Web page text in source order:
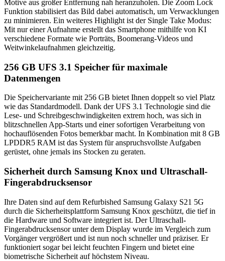
Motive aus großer Entfernung nah heranzuholen. Die Zoom Lock
Funktion stabilisiert das Bild dabei automatisch, um Verwacklungen
zu minimieren. Ein weiteres Highlight ist der Single Take Modus:
Mit nur einer Aufnahme erstellt das Smartphone mithilfe von KI
verschiedene Formate wie Porträts, Boomerang-Videos und
Weitwinkelaufnahmen gleichzeitig.
256 GB UFS 3.1 Speicher für maximale
Datenmengen
Die Speichervariante mit 256 GB bietet Ihnen doppelt so viel Platz
wie das Standardmodell. Dank derUFS 3.1 Technologie sind die
Lese- und Schreibgeschwindigkeiten extrem hoch, was sich in
blitzschnellen App-Starts und einer sofortigen Verarbeitung von
hochauflösenden Fotos bemerkbar macht. In Kombination mit 8 GB
LPDDR5 RAM ist das System für anspruchsvollste Aufgaben
gerüstet, ohne jemals ins Stocken zu geraten.
Sicherheit durch Samsung Knox und Ultraschall-
Fingerabdrucksensor
Ihre Daten sind auf dem Refurbished Samsung Galaxy S21 5G
durch die Sicherheitsplattform Samsung Knox geschützt, die tief in
die Hardware und Software integriert ist. Der Ultraschall-
Fingerabdrucksensor unter dem Display wurde im Vergleich zum
Vorgänger vergrößert und ist nun noch schneller und präziser. Er
funktioniert sogar bei leicht feuchten Fingern und bietet eine
biometrische Sicherheit auf höchstem Niveau.